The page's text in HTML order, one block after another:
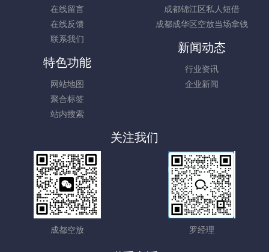
在线留言
在线反馈
联系我们
成都锦江区私人短借
成都成华区空放当场拿钱
新闻动态
行业资讯
企业新闻
特色功能
网站地图
聚合标签
站内搜索
关注我们
成都空放 罗经理